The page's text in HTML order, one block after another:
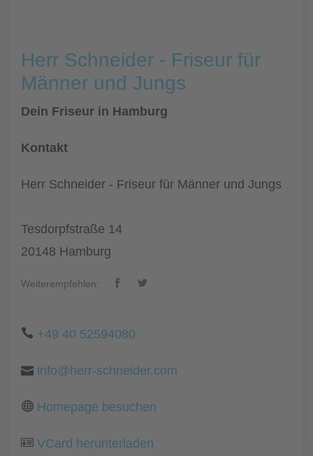
Herr Schneider - Friseur für
Männer und Jungs
Dein Friseur in Hamburg
Kontakt
Herr Schneider - Friseur für Männer und Jungs
Tesdorpfstraße 14
20148 Hamburg
Weiterempfehlen:
+49 40 52594080
info@herr-schneider.com
Homepage besuchen
VCard herunterladen